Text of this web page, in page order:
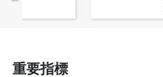
重要指標